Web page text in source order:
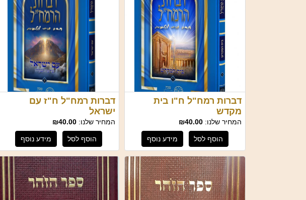
דברות רמח"ל ח"ו בית
מקדש
המחיר שלנו: ₪40.00
הוסף לסל מידע נוסף
דברות רמח"ל ח"ז עם
ישראל
המחיר שלנו: ₪40.00
הוסף לסל מידע נוסף